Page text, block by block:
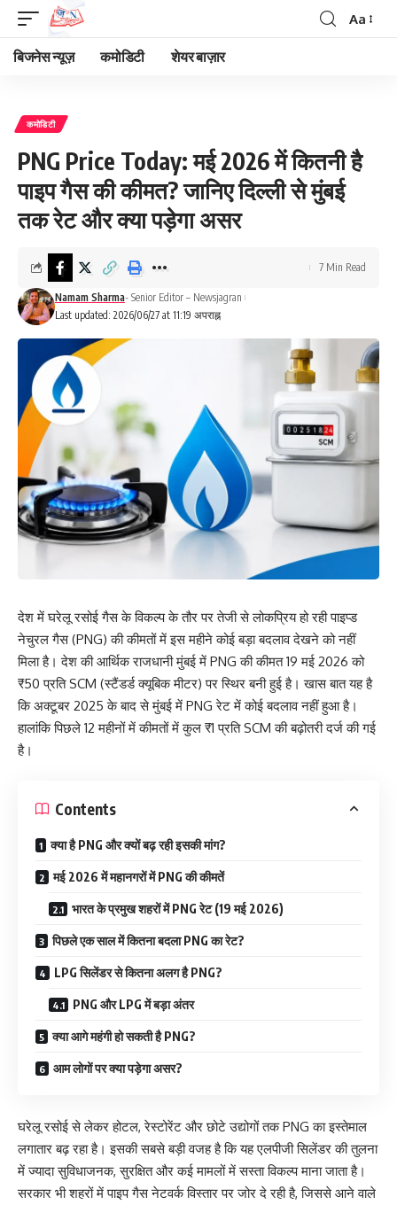
Font
Aa
बिजनेस न्यूज़ कमोडिटी शेयर बाज़ार
कमोडिटी
PNG Price Today: मई 2026 में कितनी है
पाइप गैस की कीमत? जानिए दिल्ली से मुंबई
तक रेट और क्या पड़ेगा असर
Last updated: 2026/06/27 at 11:19 अपराह्न
Namam Sharma- Senior Editor – Newsjagran
7 Min Read
देश में घरेलू रसोई गैस के विकल्प के तौर पर तेजी से लोकप्रिय हो रही पाइप्ड
नेचुरल गैस (PNG) की कीमतों में इस महीने कोई बड़ा बदलाव देखने को नहीं
मिला है। देश की आर्थिक राजधानी मुंबई में PNG की कीमत 19 मई 2026 को
₹50 प्रति SCM (स्टैंडर्ड क्यूबिक मीटर) पर स्थिर बनी हुई है। खास बात यह है
कि अक्टूबर 2025 के बाद से मुंबई में PNG रेट में कोई बदलाव नहीं हुआ है।
हालांकि पिछले 12 महीनों में कीमतों में कुल ₹1 प्रति SCM की बढ़ोतरी दर्ज की गई
है।
Contents
क्या है PNG और क्यों बढ़ रही इसकी मांग?
मई 2026 में महानगरों में PNG की कीमतें
भारत के प्रमुख शहरों में PNG रेट (19 मई 2026)
पिछले एक साल में कितना बदला PNG का रेट?
LPG सिलेंडर से कितना अलग है PNG?
PNG और LPG में बड़ा अंतर
क्या आगे महंगी हो सकती है PNG?
आम लोगों पर क्या पड़ेगा असर?
घरेलू रसोई से लेकर होटल, रेस्टोरेंट और छोटे उद्योगों तक PNG का इस्तेमाल
लगातार बढ़ रहा है। इसकी सबसे बड़ी वजह है कि यह एलपीजी सिलेंडर की तुलना
में ज्यादा सुविधाजनक, सुरक्षित और कई मामलों में सस्ता विकल्प माना जाता है।
सरकार भी शहरों में पाइप गैस नेटवर्क विस्तार पर जोर दे रही है, जिससे आने वाले